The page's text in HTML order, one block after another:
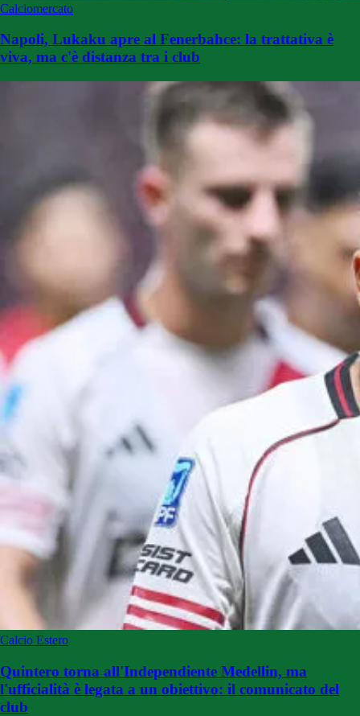
Calciomercato
Napoli, Lukaku apre al Fenerbahce: la trattativa è
viva, ma c'è distanza tra i club
Calcio Estero
Quintero torna all'Independiente Medellin, ma
l'ufficialità è legata a un obiettivo: il comunicato del
club